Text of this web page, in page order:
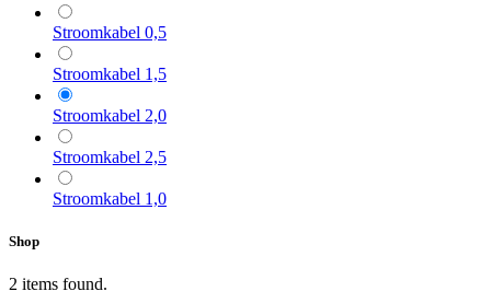
Stroomkabel 0,5
Stroomkabel 1,5
Stroomkabel 2,0
Stroomkabel 2,5
Stroomkabel 1,0
Shop
2 items found.